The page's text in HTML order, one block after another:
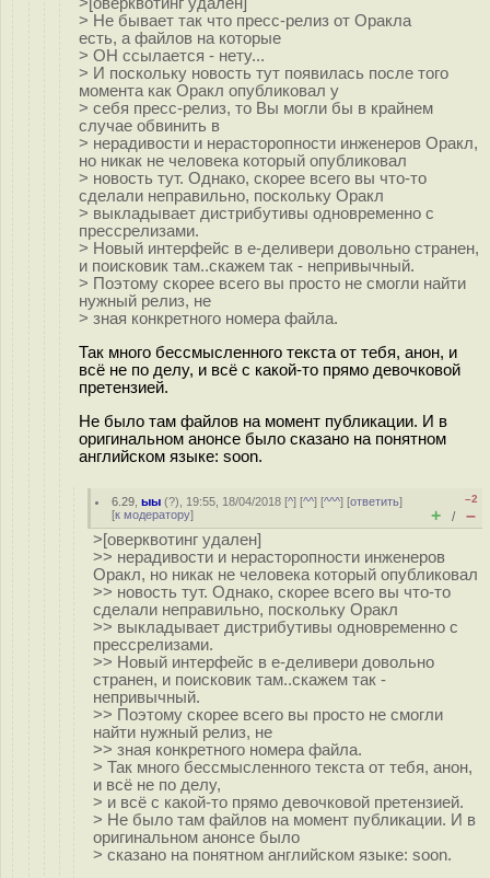
> Не бывает так что пресс-релиз от Оракла
есть, а файлов на которые
> ОН ссылается - нету...
> И поскольку новость тут появилась после того
момента как Оракл опубликовал у
> себя пресс-релиз, то Вы могли бы в крайнем
случае обвинить в
> нерадивости и нерасторопности инженеров Оракл,
но никак не человека который опубликовал
> новость тут. Однако, скорее всего вы что-то
сделали неправильно, поскольку Оракл
> выкладывает дистрибутивы одновременно с
прессрелизами.
> Новый интерфейс в е-деливери довольно странен,
и поисковик там..скажем так - непривычный.
> Поэтому скорее всего вы просто не смогли найти
нужный релиз, не
> зная конкретного номера файла.
Так много бессмысленного текста от тебя, анон, и
всё не по делу, и всё с какой-то прямо девочковой
претензией.
Не было там файлов на момент публикации. И в
оригинальном анонсе было сказано на понятном
английском языке: soon.
6.29 ,ыы (?), 19:55, 18/04/2018 [^] [^^] [^^^] [ответить]
[к модератору]
–2
+ / –
>[оверквотинг удален]
>> нерадивости и нерасторопности инженеров
Оракл, но никак не человека который опубликовал
>> новость тут. Однако, скорее всего вы что-то
сделали неправильно, поскольку Оракл
>> выкладывает дистрибутивы одновременно с
прессрелизами.
>> Новый интерфейс в е-деливери довольно
странен, и поисковик там..скажем так -
непривычный.
>> Поэтому скорее всего вы просто не смогли
найти нужный релиз, не
>> зная конкретного номера файла.
> Так много бессмысленного текста от тебя, анон,
и всё не по делу,
> и всё с какой-то прямо девочковой претензией.
> Не было там файлов на момент публикации. И в
оригинальном анонсе было
> сказано на понятном английском языке: soon.